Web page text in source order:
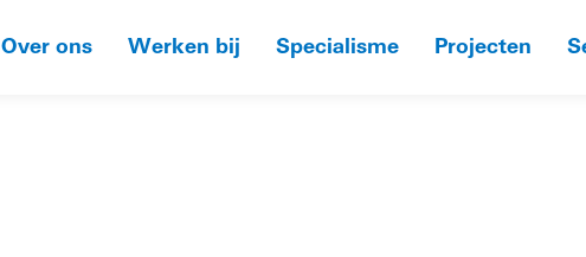
Over ons Werken bij Specialisme Projecten